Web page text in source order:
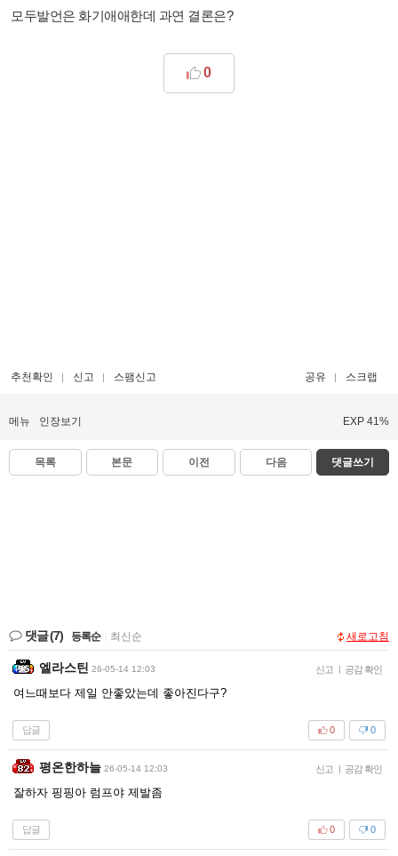
모두발언은 화기애애한데 과연 결론은?
0
추천확인 신고 스팸신고 공유 스크랩
메뉴 인장보기 EXP 41%
목록 본문 이전 다음 댓글쓰기
댓글(7) 등록순 최신순 새로고침
엘라스틴 26-05-14 12:03 신고 | 공감 확인
여느때보다 제일 안좋았는데 좋아진다구?
답글 0
0
평온한하늘 26-05-14 12:03 신고 | 공감 확인
잘하자 핑핑아 럼프야 제발좀
답글 0
0